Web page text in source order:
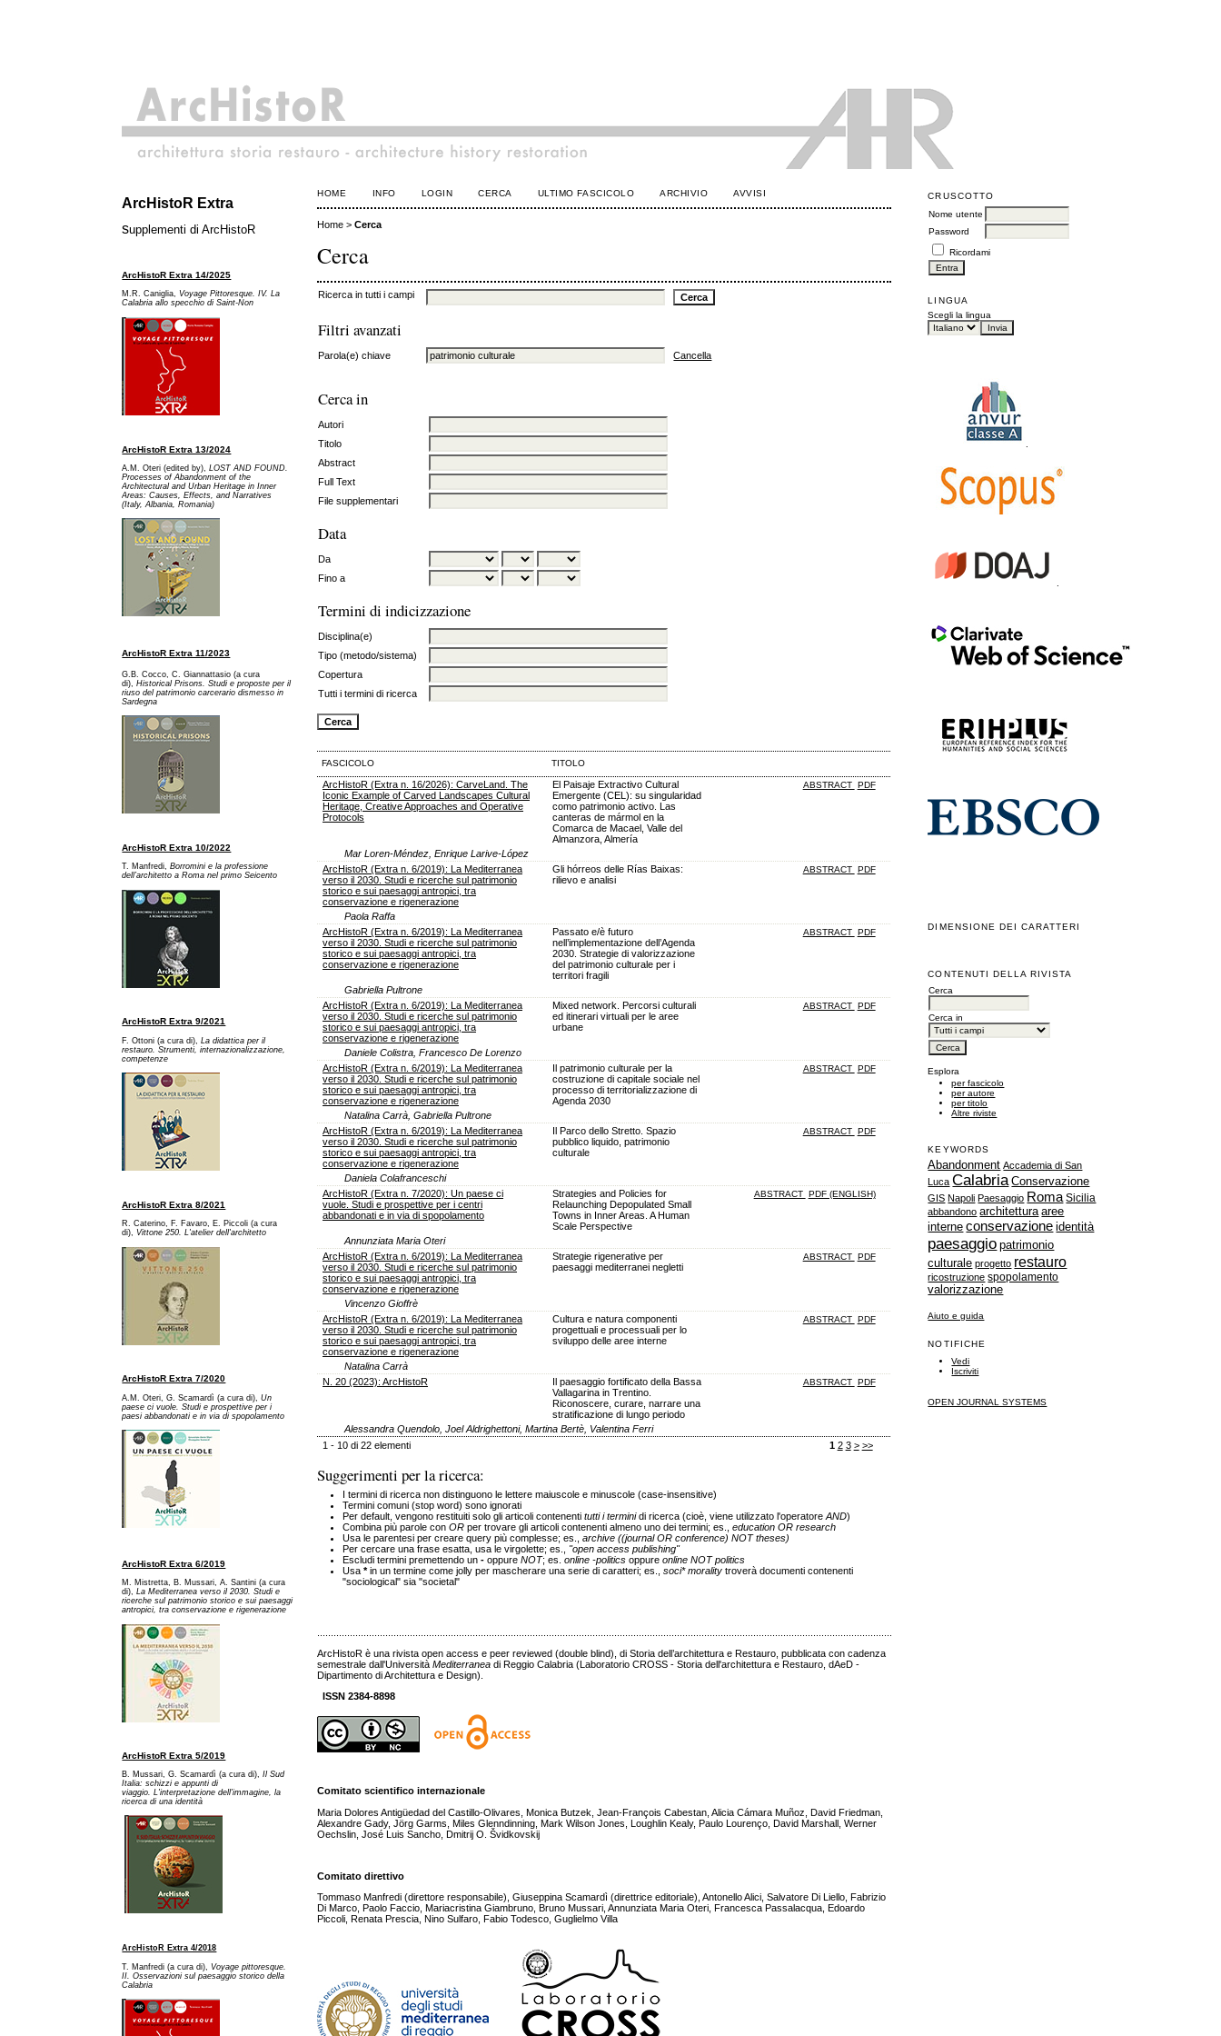
ArcHistoR Extra
supplementi di ArcHistoR
ArcHistoR Extra 14/2025
M.R. Caniglia,Voyage Pittoresque. IV. La
Calabria allo specchio di Saint-Non
ArcHistoR Extra 13/2024
A.M. Oteri (edited by),LOST AND FOUND.
Processes of Abandonment of the
Architectural and Urban Heritage in Inner
Areas: Causes, Effects, and Narratives
(Italy, Albania, Romania)
ArcHistoR Extra 11/2023
G.B. Cocco, C. Giannattasio (a cura
di),Historical Prisons. Studi e proposte per il
riuso del patrimonio carcerario dismesso in
Sardegna
ArcHistoR Extra 10/2022
T. Manfredi,Borromini e la professione
dell’architetto a Roma nel primo Seicento
ArcHistoR Extra 9/2021
F. Ottoni (a cura di),La didattica per il
restauro. Strumenti, internazionalizzazione,
competenze
ArcHistoR Extra 8/2021
R. Caterino, F. Favaro, E. Piccoli (a cura
di),Vittone 250. L'atelier dell'architetto
ArcHistoR Extra 7/2020
A.M. Oteri, G. Scamardì (a cura di),Un
paese ci vuole. Studi e prospettive per i
paesi abbandonati e in via di spopolamento
ArcHistoR Extra 6/2019
M. Mistretta, B. Mussari, A. Santini (a cura
di),La Mediterranea verso il 2030. Studi e
ricerche sul patrimonio storico e sui paesaggi
antropici, tra conservazione e rigenerazione
ArcHistoR Extra 5/2019
B. Mussari, G. Scamardì (a cura di),Il Sud
Italia: schizzi e appunti di
viaggio. L'interpretazione dell'immagine, la
ricerca di una identità
ArcHistoR Extra 4/2018
T. Manfredi (a cura di),Voyage pittoresque.
II. Osservazioni sul paesaggio storico della
Calabria
CRUSCOTTO
Nome utente
Password
Ricordami
LINGUA
Scegli la lingua
.
DIMENSIONE DEI CARATTERI
CONTENUTI DELLA RIVISTA
Cerca
Cerca in
Esplora
per fascicolo
per autore
per titolo
Altre riviste
KEYWORDS
Abandonment Accademia di San
Luca Calabria Conservazione
GIS Napoli Paesaggio Roma Sicilia
abbandono architettura aree
interne conservazione identità
paesaggio patrimonio
culturale progetto restauro
ricostruzione spopolamento
valorizzazione
Aiuto e guida
NOTIFICHE
Vedi
Iscriviti
OPEN JOURNAL SYSTEMS
HOME INFO LOGIN CERCA ULTIMO FASCICOLO ARCHIVIO AVVISI
Home >Cerca
Cerca
Ricerca in tutti i campi
Filtri avanzati
Parola(e) chiave Cancella
Cerca in
Autori
Titolo
Abstract
Full Text
File supplementari
Data
Da
Fino a
Termini di indicizzazione
Disciplina(e)
Tipo (metodo/sistema)
Copertura
Tutti i termini di ricerca
FASCICOLO TITOLO
ArcHistoR (Extra n. 16/2026): CarveLand. The
Iconic Example of Carved Landscapes Cultural
Heritage, Creative Approaches and Operative
Protocols
El Paisaje Extractivo Cultural
Emergente (CEL): su singularidad
como patrimonio activo. Las
canteras de mármol en la
Comarca de Macael, Valle del
Almanzora, Almería
ABSTRACT PDF
Mar Loren-Méndez, Enrique Larive-López
ArcHistoR (Extra n. 6/2019): La Mediterranea
verso il 2030. Studi e ricerche sul patrimonio
storico e sui paesaggi antropici, tra
conservazione e rigenerazione
Gli hórreos delle Rías Baixas:
rilievo e analisi
ABSTRACT PDF
Paola Raffa
ArcHistoR (Extra n. 6/2019): La Mediterranea
verso il 2030. Studi e ricerche sul patrimonio
storico e sui paesaggi antropici, tra
conservazione e rigenerazione
Passato e/è futuro
nell’implementazione dell’Agenda
2030. Strategie di valorizzazione
del patrimonio culturale per i
territori fragili
ABSTRACT PDF
Gabriella Pultrone
ArcHistoR (Extra n. 6/2019): La Mediterranea
verso il 2030. Studi e ricerche sul patrimonio
storico e sui paesaggi antropici, tra
conservazione e rigenerazione
Mixed network. Percorsi culturali
ed itinerari virtuali per le aree
urbane
ABSTRACT PDF
Daniele Colistra, Francesco De Lorenzo
ArcHistoR (Extra n. 6/2019): La Mediterranea
verso il 2030. Studi e ricerche sul patrimonio
storico e sui paesaggi antropici, tra
conservazione e rigenerazione
Il patrimonio culturale per la
costruzione di capitale sociale nel
processo di territorializzazione di
Agenda 2030
ABSTRACT PDF
Natalina Carrà, Gabriella Pultrone
ArcHistoR (Extra n. 6/2019): La Mediterranea
verso il 2030. Studi e ricerche sul patrimonio
storico e sui paesaggi antropici, tra
conservazione e rigenerazione
Il Parco dello Stretto. Spazio
pubblico liquido, patrimonio
culturale
ABSTRACT PDF
Daniela Colafranceschi
ArcHistoR (Extra n. 7/2020): Un paese ci
vuole. Studi e prospettive per i centri
abbandonati e in via di spopolamento
Strategies and Policies for
Relaunching Depopulated Small
Towns in Inner Areas. A Human
Scale Perspective
ABSTRACT PDF (ENGLISH)
Annunziata Maria Oteri
ArcHistoR (Extra n. 6/2019): La Mediterranea
verso il 2030. Studi e ricerche sul patrimonio
storico e sui paesaggi antropici, tra
conservazione e rigenerazione
Strategie rigenerative per
paesaggi mediterranei negletti
ABSTRACT PDF
Vincenzo Gioffrè
ArcHistoR (Extra n. 6/2019): La Mediterranea
verso il 2030. Studi e ricerche sul patrimonio
storico e sui paesaggi antropici, tra
conservazione e rigenerazione
Cultura e natura componenti
progettuali e processuali per lo
sviluppo delle aree interne
ABSTRACT PDF
Natalina Carrà
N. 20 (2023): ArcHistoR
Il paesaggio fortificato della Bassa
Vallagarina in Trentino.
Riconoscere, curare, narrare una
stratificazione di lungo periodo
ABSTRACT PDF
Alessandra Quendolo, Joel Aldrighettoni, Martina Bertè, Valentina Ferri
1 - 10 di 22 elementi
1 2 3 > >>
Suggerimenti per la ricerca:
I termini di ricerca non distinguono le lettere maiuscole e minuscole (case-insensitive)
Termini comuni (stop word) sono ignorati
Per default, vengono restituiti solo gli articoli contenentitutti i terminidi ricerca (cioè, viene utilizzato l'operatoreAND)
Combina più parole conOR per trovare gli articoli contenenti almeno uno dei termini; es.,education OR research
Usa le parentesi per creare query più complesse; es.,archive ((journal OR conference) NOT theses)
Per cercare una frase esatta, usa le virgolette; es., "open access publishing"
Escludi termini premettendo un- oppureNOT; es.online -politics oppureonline NOT politics
Usa*in un termine come jolly per mascherare una serie di caratteri; es.,soci* morality troverà documenti contenenti
"sociological" sia "societal"
ArcHistoR è una rivista open access e peer reviewed (double blind), di Storia dell’architettura e Restauro, pubblicata con cadenza
semestrale dall'UniversitàMediterranea di Reggio Calabria (Laboratorio CROSS - Storia dell'architettura e Restauro, dAeD -
Dipartimento di Architettura e Design).
ISSN 2384-8898
Comitato scientifico internazionale
Maria Dolores Antigüedad del Castillo-Olivares, Monica Butzek, Jean-François Cabestan, Alicia Cámara Muñoz, David Friedman,
Alexandre Gady, Jörg Garms, Miles Glenndinning, Mark Wilson Jones, Loughlin Kealy, Paulo Lourenço, David Marshall, Werner
Oechslin, José Luis Sancho, Dmitrij O. Švidkovskij
Comitato direttivo
Tommaso Manfredi (direttore responsabile), Giuseppina Scamardì (direttrice editoriale), Antonello Alici, Salvatore Di Liello, Fabrizio
Di Marco, Paolo Faccio, Mariacristina Giambruno, Bruno Mussari, Annunziata Maria Oteri, Francesca Passalacqua, Edoardo
Piccoli, Renata Prescia, Nino Sulfaro, Fabio Todesco, Guglielmo Villa